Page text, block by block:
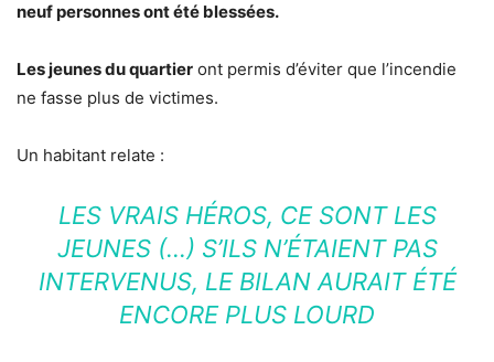
neuf personnes ont été blessées.
Les jeunes du quartier ont permis d’éviter que l’incendie
ne fasse plus de victimes.
Un habitant relate :
LES VRAIS HÉROS, CE SONT LES
JEUNES (…) S’ILS N’ÉTAIENT PAS
INTERVENUS, LE BILAN AURAIT ÉTÉ
ENCORE PLUS LOURD